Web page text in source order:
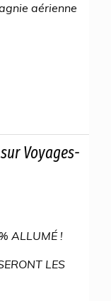
aérienne
Voyages-
ALLUMÉ !
LES